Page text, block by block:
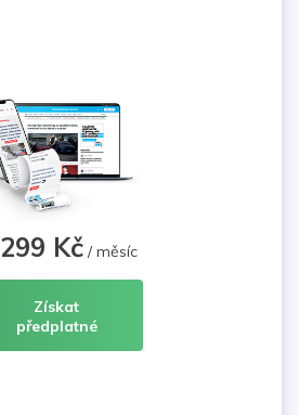
299 Kč/ měsíc
Získat
předplatné